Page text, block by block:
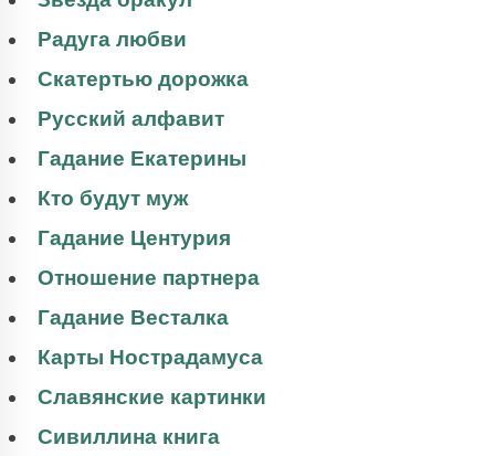
Радуга любви
Скатертью дорожка
Русский алфавит
Гадание Екатерины
Кто будут муж
Гадание Центурия
Отношение партнера
Гадание Весталка
Карты Нострадамуса
Славянские картинки
Сивиллина книга